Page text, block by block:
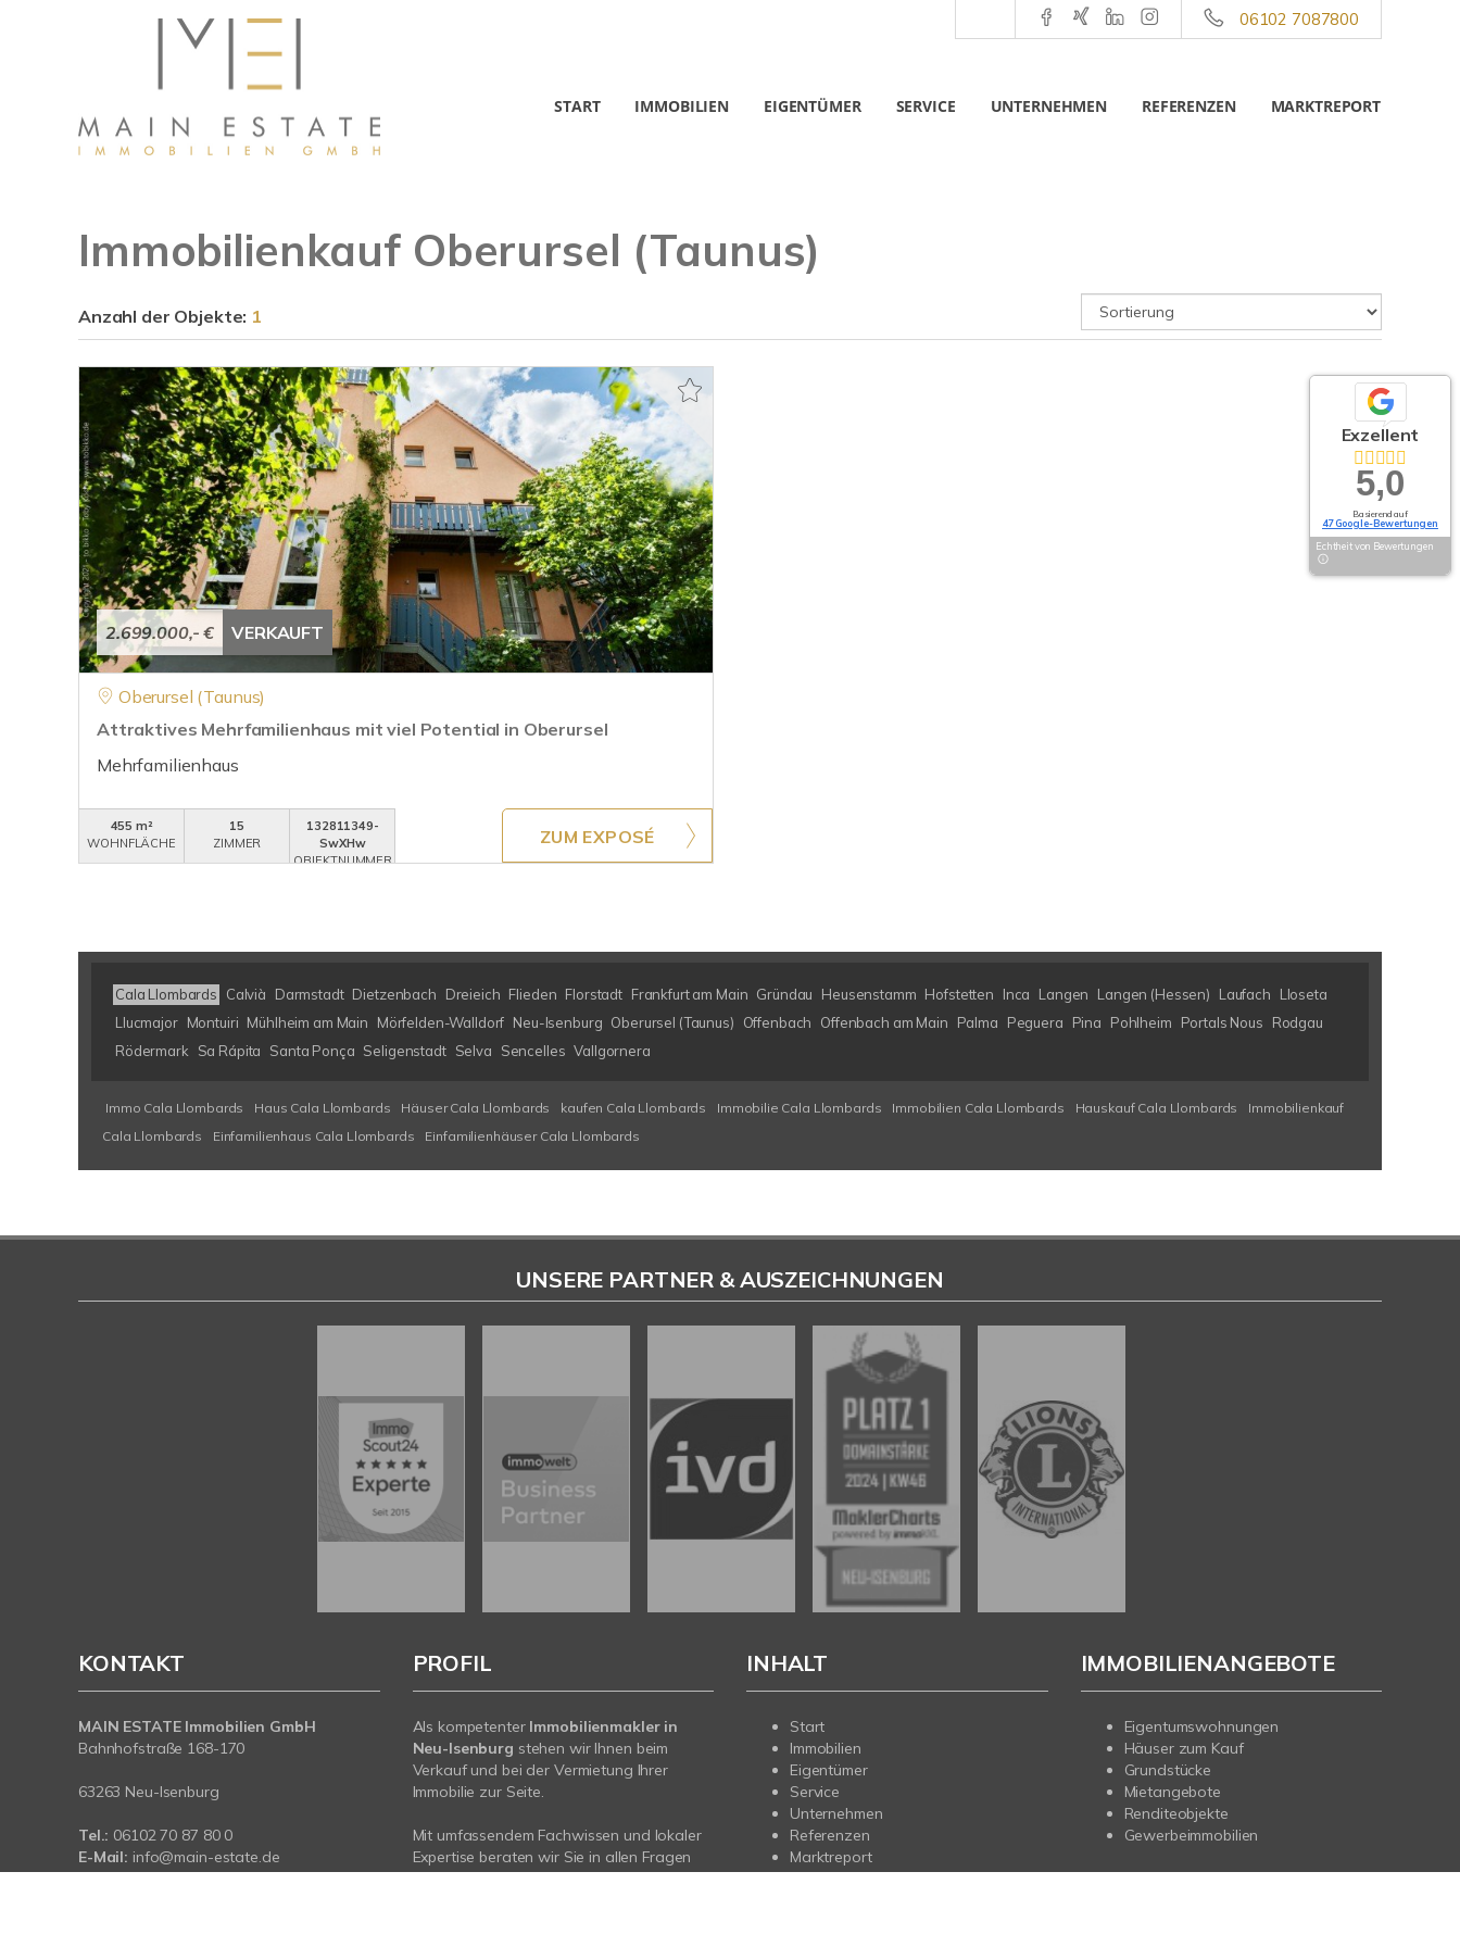
06102 7087800
START IMMOBILIEN EIGENTÜMER SERVICE UNTERNEHMEN REFERENZEN MARKTREPORT
Immobilienkauf Oberursel (Taunus)
Anzahl der Objekte: 1
2.699.000,- € VERKAUFT
Oberursel (Taunus)
Attraktives Mehrfamilienhaus mit viel Potential in Oberursel
Mehrfamilienhaus
455 m²
WOHNFLÄCHE
15
ZIMMER
132811349-
SwXHw
OBJEKTNUMMER
ZUM EXPOSÉ
Cala Llombards Calvià Darmstadt Dietzenbach Dreieich Flieden Florstadt Frankfurt am Main Gründau Heusenstamm Hofstetten Inca Langen Langen (Hessen) Laufach
Lloseta
Llucmajor Montuiri Mühlheim am Main Mörfelden-Walldorf Neu-Isenburg Oberursel (Taunus) Offenbach Offenbach am Main Palma Peguera Pina Pohlheim Portals Nous
Rodgau
Rödermark
Sa Rápita Santa Ponça Seligenstadt Selva Sencelles Vallgornera
Immo Cala Llombards Haus Cala Llombards Häuser Cala Llombards kaufen Cala Llombards Immobilie Cala Llombards Immobilien Cala Llombards Hauskauf Cala Llombards
Immobilienkauf
Cala Llombards
Einfamilienhaus Cala Llombards Einfamilienhäuser Cala Llombards
Exzellent
5,0
Basierend auf
47 Google-Bewertungen
Echtheit von Bewertungen
UNSERE PARTNER & AUSZEICHNUNGEN
KONTAKT
MAIN ESTATE Immobilien GmbH
Bahnhofstraße 168-170
63263 Neu-Isenburg
Tel.: 06102 70 87 80 0
E-Mail: info@main-estate.de
Web: www.main-estate.de
PROFIL
Als kompetenter Immobilienmakler in
Neu-Isenburg stehen wir Ihnen beim
Verkauf und bei der Vermietung Ihrer
Immobilie zur Seite.
Mit umfassendem Fachwissen und lokaler
Expertise beraten wir Sie in allen Fragen
rund um Ihr Haus oder Ihre Wohnung in
INHALT
Start
Immobilien
Eigentümer
Service
Unternehmen
Referenzen
Marktreport
IMMOBILIENANGEBOTE
Eigentumswohnungen
Häuser zum Kauf
Grundstücke
Mietangebote
Renditeobjekte
Gewerbeimmobilien